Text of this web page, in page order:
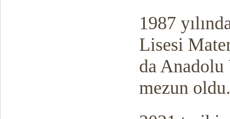
1987
Lisesi
da
mezun oldu.